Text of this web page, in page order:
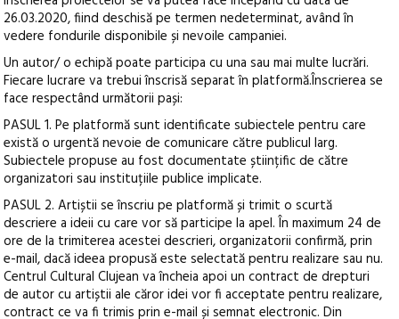
26.03.2020, fiind deschisă pe termen nedeterminat, având în
vedere fondurile disponibile și nevoile campaniei.
Un autor/ o echipă poate participa cu una sau mai multe lucrări.
Fiecare lucrare va trebui înscrisă separat în platformă.Înscrierea se
face respectând următorii pași:
PASUL 1. Pe platformă sunt identificate subiectele pentru care
există o urgentă nevoie de comunicare către publicul larg.
Subiectele propuse au fost documentate științific de către
organizatori sau instituțiile publice implicate.
PASUL 2. Artiștii se înscriu pe platformă și trimit o scurtă
descriere a ideii cu care vor să participe la apel. În maximum 24 de
ore de la trimiterea acestei descrieri, organizatorii confirmă, prin
e-mail, dacă ideea propusă este selectată pentru realizare sau nu.
Centrul Cultural Clujean va încheia apoi un contract de drepturi
de autor cu artiștii ale căror idei vor fi acceptate pentru realizare,
contract ce va fi trimis prin e-mail și semnat electronic. Din